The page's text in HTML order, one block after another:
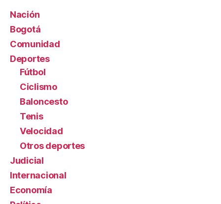
Nación
Bogotá
Comunidad
Deportes
Fútbol
Ciclismo
Baloncesto
Tenis
Velocidad
Otros deportes
Judicial
Internacional
Economía